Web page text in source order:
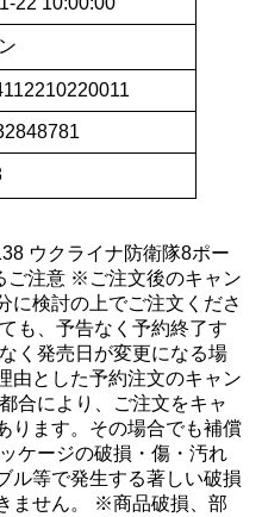
ン
ウクライナ防衛隊8ポー
ご注意 ※ご注文後のキャン
に検討の上でご注文くださ
も、予告なく予約終了す
く発売日が変更になる場
由とした予約注文のキャン
合により、ご注文をキャ
ります。その場合でも補償
ケージの破損・傷・汚れ
ル等で発生する著しい破損
ません。 ※商品破損、部